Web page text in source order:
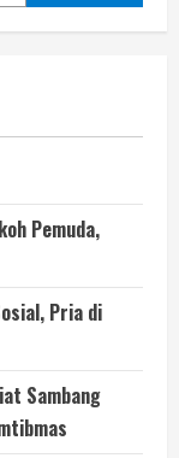
Pemuda,
Pria di
Sambang